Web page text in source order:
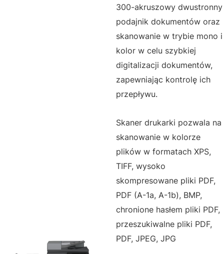
300-akruszowy dwustronny
podajnik dokumentów oraz
skanowanie w trybie mono i
kolor w celu szybkiej
digitalizacji dokumentów,
zapewniając kontrolę ich
przepływu.
Skaner drukarki pozwala na
skanowanie w kolorze
plików w formatach XPS,
TIFF, wysoko
skompresowane pliki PDF,
PDF (A-1a, A-1b), BMP,
chronione hasłem pliki PDF,
przeszukiwalne pliki PDF,
PDF, JPEG, JPG